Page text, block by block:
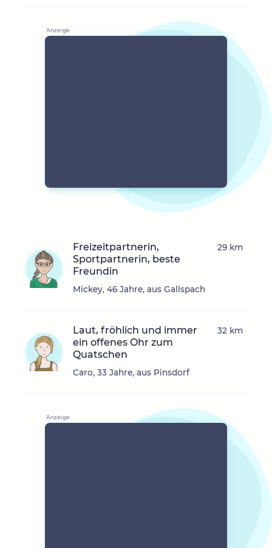
Freizeitpartnerin,
Sportpartnerin, beste
Freundin
Mickey, 46 Jahre, aus Gallspach
29 km
Laut, fröhlich und immer
ein offenes Ohr zum
Quatschen
Caro, 33 Jahre, aus Pinsdorf
32 km